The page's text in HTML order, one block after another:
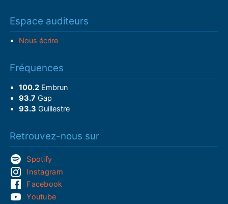
Espace auditeurs
Nous écrire
Fréquences
100.2Embrun
93.7 Gap
93.3 Guillestre
Retrouvez-nous sur
Spotify
Instagram
Facebook
Youtube